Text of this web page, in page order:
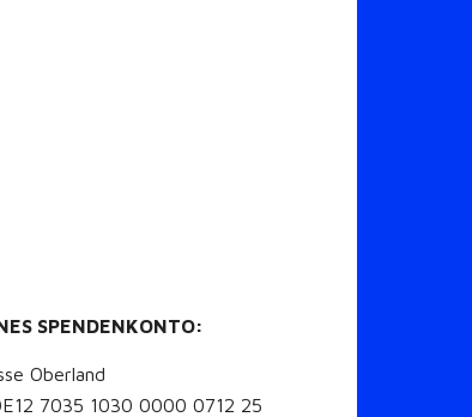
SPENDENKONTO:
Oberland
7035 1030 0000 0712 25